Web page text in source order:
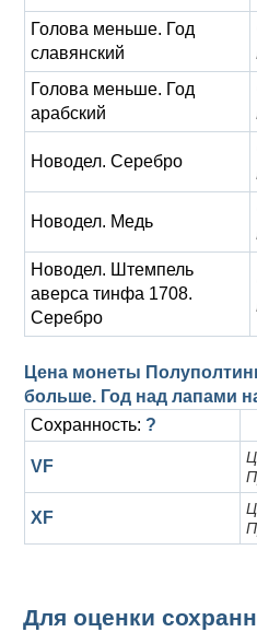
Голова меньше. Год
славянский
Голова меньше. Год
арабский
Новодел. Серебро
Новодел. Медь
Новодел. Штемпель
аверса тинфа 1708.
Серебро
Цена монеты
больше. Год над лапами
Сохранность: ?
VF
XF
Для оценки